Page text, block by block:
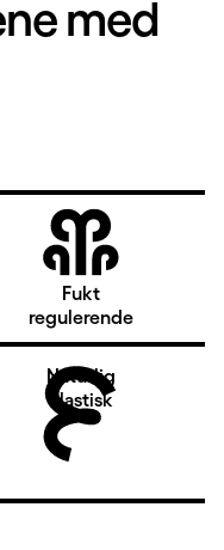
med
Fukt
regulerende
Naturlig
elastisk